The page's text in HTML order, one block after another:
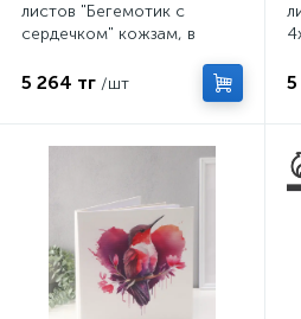
листов "Бегемотик с
сердечком" кожзам, в
5 264 тг /шт 5